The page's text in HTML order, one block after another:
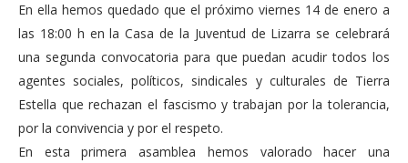
En ella hemos quedado que el próximo viernes 14 de enero a
las 18:00 h en la Casa de la Juventud de Lizarra se celebrará
una segunda convocatoria para que puedan acudir todos los
agentes sociales, políticos, sindicales y culturales de Tierra
Estella que rechazan el fascismo y trabajan por la tolerancia,
por la convivencia y por el respeto.
En esta primera asamblea hemos valorado hacer una